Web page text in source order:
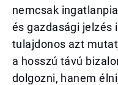
nemcsak
és gazdasági jelzés
tulajdonos azt
a hosszú távú
dolgozni, hanem